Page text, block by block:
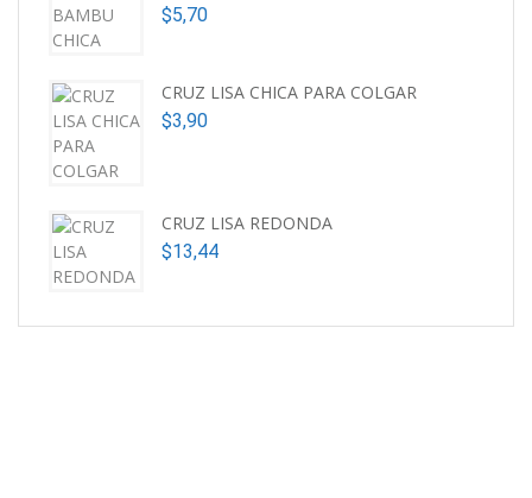
$5,70
CRUZ LISA CHICA PARA COLGAR
$3,90
CRUZ LISA REDONDA
$13,44